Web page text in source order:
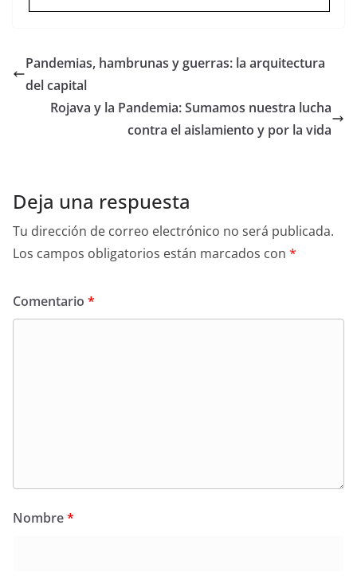
Pandemias, hambrunas y guerras: la arquitectura
del capital
Rojava y la Pandemia: Sumamos nuestra lucha
contra el aislamiento y por la vida
Deja una respuesta
Tu dirección de correo electrónico no será publicada.
Los campos obligatorios están marcados con *
Comentario *
Nombre*